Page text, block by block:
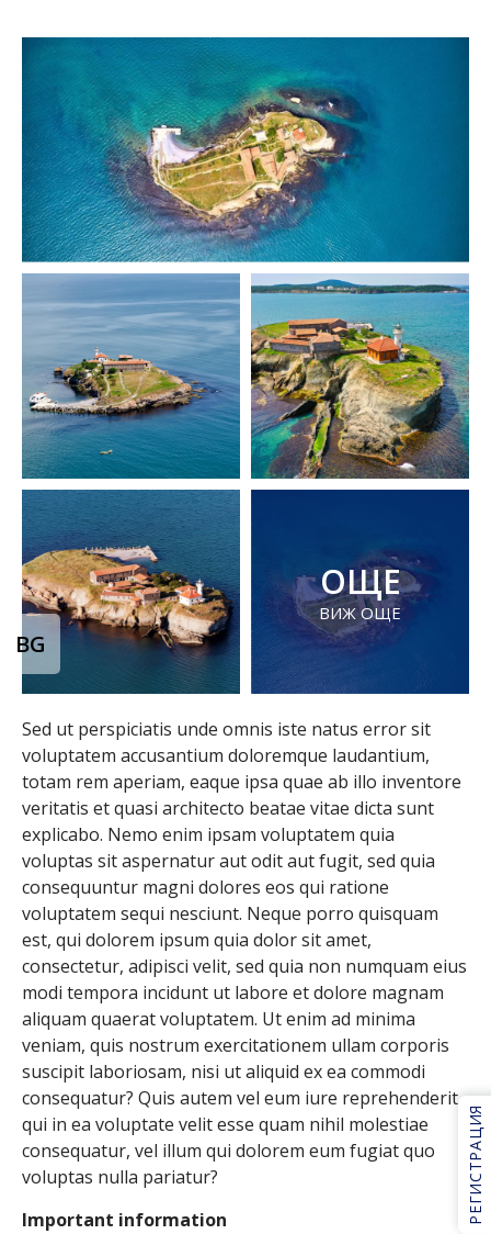
ОЩЕ
ВИЖ ОЩЕ
Sed ut perspiciatis unde omnis iste natus error sit
voluptatem accusantium doloremque laudantium,
totam rem aperiam, eaque ipsa quae ab illo inventore
veritatis et quasi architecto beatae vitae dicta sunt
explicabo. Nemo enim ipsam voluptatem quia
voluptas sit aspernatur aut odit aut fugit, sed quia
consequuntur magni dolores eos qui ratione
voluptatem sequi nesciunt. Neque porro quisquam
est, qui dolorem ipsum quia dolor sit amet,
consectetur, adipisci velit, sed quia non numquam eius
modi tempora incidunt ut labore et dolore magnam
aliquam quaerat voluptatem. Ut enim ad minima
veniam, quis nostrum exercitationem ullam corporis
suscipit laboriosam, nisi ut aliquid ex ea commodi
consequatur? Quis autem vel eum iure reprehenderit
qui in ea voluptate velit esse quam nihil molestiae
consequatur, vel illum qui dolorem eum fugiat quo
voluptas nulla pariatur?
Important information
РЕГИСТРАЦИЯ
BG